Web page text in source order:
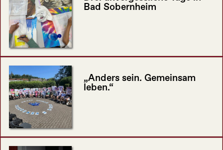
Bad Sobernheim
„Anders sein. Gemeinsam
leben.“